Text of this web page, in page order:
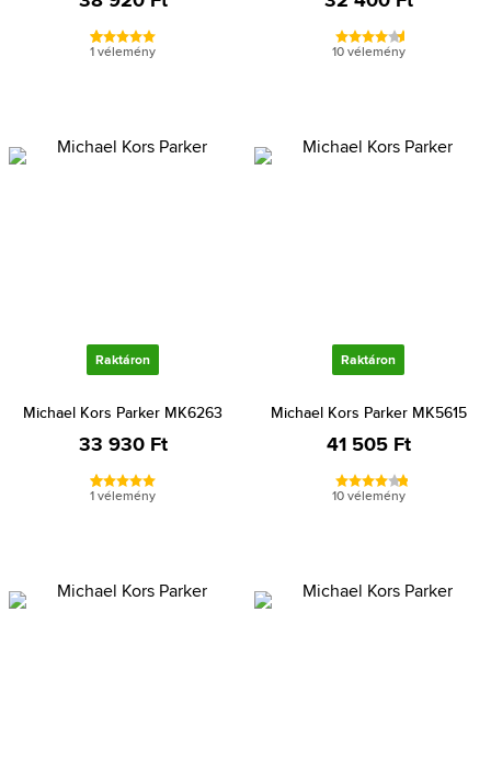
1 vélemény 10 vélemény
Raktáron
Michael Kors Parker MK6263
33 930 Ft
1 vélemény
Raktáron
Michael Kors Parker MK5615
41 505 Ft
10 vélemény